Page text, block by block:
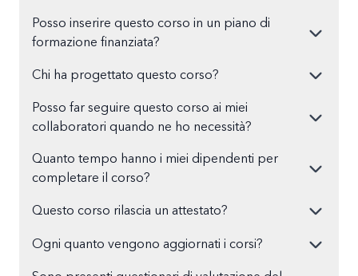
Posso inserire questo corso in un piano di
formazione finanziata?
Chi ha progettato questo corso?
Posso far seguire questo corso ai miei
collaboratori quando ne ho necessità?
Quanto tempo hanno i miei dipendenti per
completare il corso?
Questo corso rilascia un attestato?
Ogni quanto vengono aggiornati i corsi?